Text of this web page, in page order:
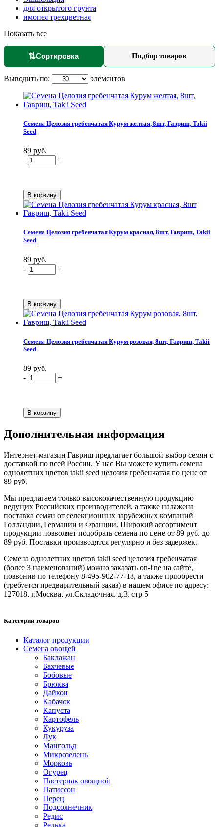
для открытого грунта
имопея трехцветная
Показать все
⇅Сортировка Подбор товаров
Выводить по: элементов
Семена Целозия гребенчатая Курум желтая, 8шт, Гавриш, Takii
Seed
89 руб.
-
+
Семена Целозия гребенчатая Курум красная, 8шт, Гавриш, Takii
Seed
89 руб.
-
+
Семена Целозия гребенчатая Курум розовая, 8шт, Гавриш, Takii
Seed
89 руб.
-
+
Дополнительная информация
Интернет-магазин Гавриш предлагает большой выбор семян с
доставкой по всей России. У нас Вы можете купить семена
однолетних цветов takii seed целозия гребенчатая по цене от
89 руб.
Мы предлагаем только высококачественную продукцию
ведущих Российских производителей, а также налажена
поставка семян от селекционных зарубежных компаний
Голландии, Германии и Франции. Широкий ассортимент
продукции позволяет подобрать семена по цене от 89 руб. до
89 руб. Поставки производятся регулярно и без задержек.
Семена однолетних цветов takii seed целозия гребенчатая
(более 3 наименований) можно заказать on-line на сайте,
позвонив по телефону 8-495-902-77-18, а также приобрести
(требуется предварительный заказ) в нашем офисе по адресу:
127018, г.Москва, ул.Складочная, д.3, стр 5
Категории товаров
Каталог продукции
Семена овощей
Баклажан
Бахчевые
Бобовые
Брюква
Дайкон
Кабачок
Капуста
Картофель
Кукуруза
Лук
Мангольд
Микрозелень
Морковь
Огурец
Пастернак овощной
Патиссон
Перец
Подсолнечник
Редис
Редька